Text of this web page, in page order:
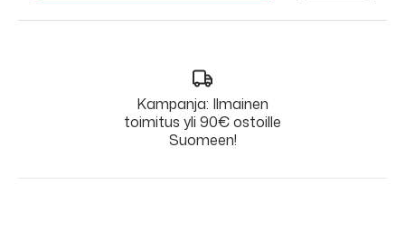
Kampanja: Ilmainen
toimitus yli 90€ ostoille
Suomeen!